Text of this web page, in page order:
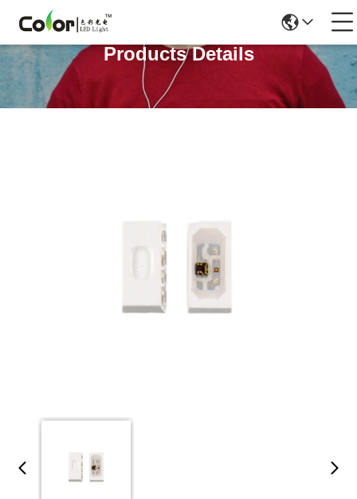
Products Details